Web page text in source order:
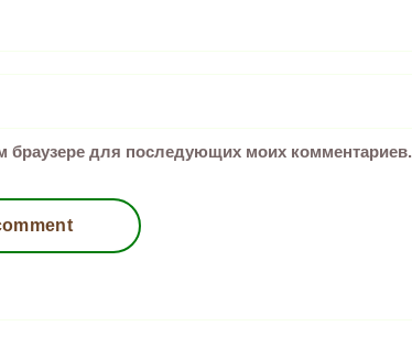
браузере для последующих моих комментариев.